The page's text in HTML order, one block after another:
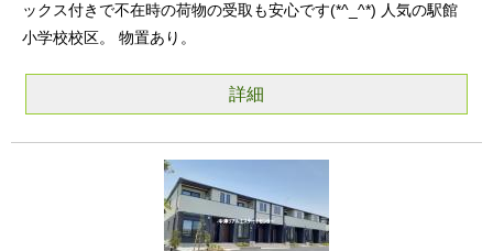
ックス付きで不在時の荷物の受取も安心です(*^_^*) 人気の駅館
小学校校区。 物置あり。
詳細